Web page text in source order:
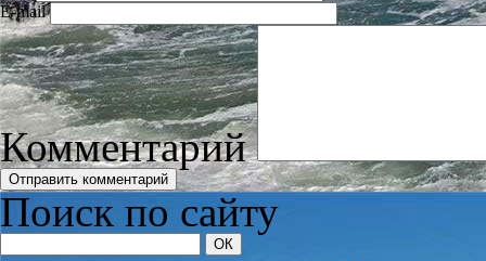
E-mail
Комментарий
Поиск по сайту